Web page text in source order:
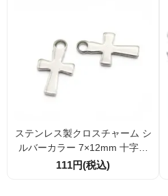
ステンレス製クロスチャーム シ
ルバーカラー 7×12mm 十字架
チャーム 2個セット／10個セッ
111円(税込)